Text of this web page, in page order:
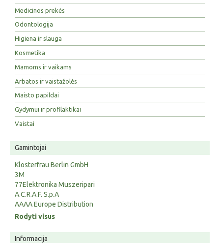
Medicinos prekės
Odontologija
Higiena ir slauga
Kosmetika
Mamoms ir vaikams
Arbatos ir vaistažolės
Maisto papildai
Gydymui ir profilaktikai
Vaistai
Gamintojai
Klosterfrau Berlin GmbH
3M
77Elektronika Muszeripari
A.C.R.A.F. S.p.A
AAAA Europe Distribution
Rodyti visus
Informacija